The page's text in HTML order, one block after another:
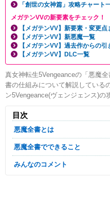
「創世の女神篇」攻略チャート
メガテンVVの新要素をチェック！
【メガテンVV】新要素・変更点
【メガテンVV】新悪魔一覧
【メガテンVV】過去作からの
【メガテンVV】DLC一覧
真女神転生5Vengeanceの「悪魔
書の仕組みについて解説している
ン5Vengeance(ヴェンジェンス)の
目次
悪魔全書とは
悪魔全書でできること
みんなのコメント